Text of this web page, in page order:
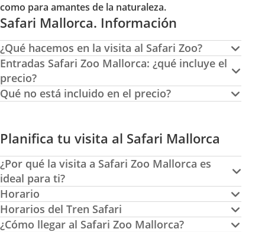
como para amantes de la naturaleza.
Safari Mallorca. Información
¿Qué hacemos en la visita al Safari Zoo?
Entradas Safari Zoo Mallorca: ¿qué incluye el
precio?
Qué no está incluido en el precio?
Planifica tu visita al Safari Mallorca
¿Por qué la visita a Safari Zoo Mallorca es
ideal para ti?
Horario
Horarios del Tren Safari
¿Cómo llegar al Safari Zoo Mallorca?